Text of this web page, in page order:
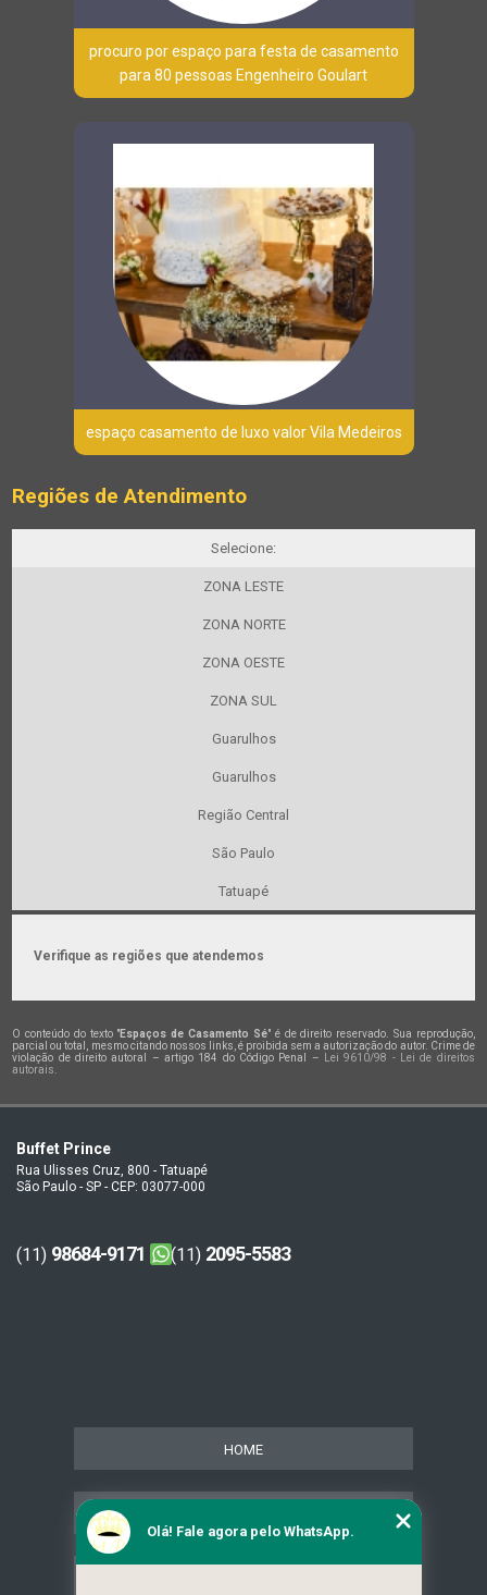
procuro por espaço para festa de casamento
para 80 pessoas Engenheiro Goulart
espaço casamento de luxo valor Vila Medeiros
Regiões de Atendimento
Selecione:
ZONA LESTE
ZONA NORTE
ZONA OESTE
ZONA SUL
Guarulhos
Guarulhos
Região Central
São Paulo
Tatuapé
Verifique as regiões que atendemos
O conteúdo do texto "Espaços de Casamento Sé" é de direito reservado. Sua reprodução,
parcial ou total, mesmo citando nossos links, é proibida sem a autorização do autor. Crime de
violação de direito autoral – artigo 184 do Código Penal –
Lei 9610/98 - Lei de direitos
autorais
Buffet Prince
Rua Ulisses Cruz, 800 - Tatuapé
São Paulo - SP - CEP: 03077-000
(11) 98684-9171 (11) 2095-5583
HOME
Olá! Fale agora pelo WhatsApp.